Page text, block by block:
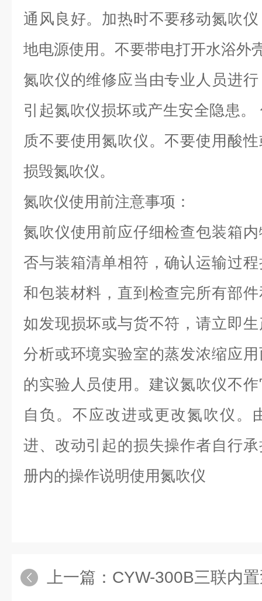
通风良好。加热时不要移动氮吹
地电源使用。不要带电打开水浴外
氮吹仪的维修应当由专业人员进
引起氮吹仪损坏或产生安全隐患
质不要使用氮吹仪。不要使用酸
损毁氮吹仪。
氮吹仪使用前注意事项：
氮吹仪使用前应仔细检查包装箱
否与装箱清单相符，确认运输过
和包装材料，直到检查完所有部
如发现损坏或与货不符，请立即
分析或环境实验室的蒸发浓缩应
的实验人员使用。建议氮吹仪不
自负。不应改进或更改氮吹仪。
进、改动引起的损失操作者自行
册内的操作说明使用氮吹仪
上一篇： CYW-300B三联内置泵